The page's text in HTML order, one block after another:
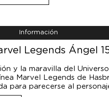
Información
Legends Ángel
y la maravilla del
Marvel Legends de
para parecerse al
completamente